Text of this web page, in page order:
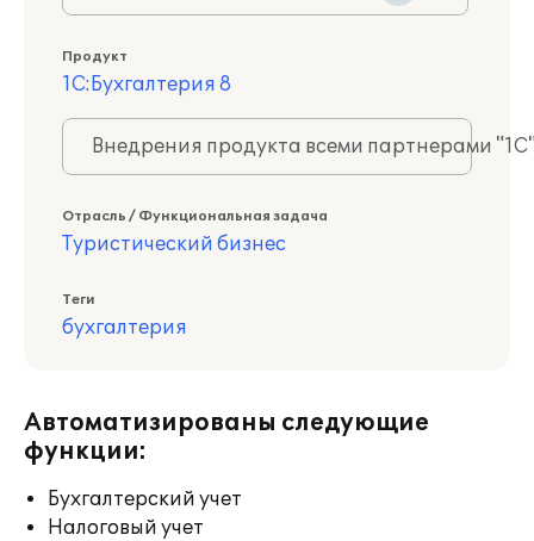
Продукт
1С:Бухгалтерия 8
Внедрения продукта всеми партнерами
Отрасль / Функциональная задача
Туристический бизнес
Теги
бухгалтерия
Автоматизированы следующие
функции:
Бухгалтерский учет
Налоговый учет